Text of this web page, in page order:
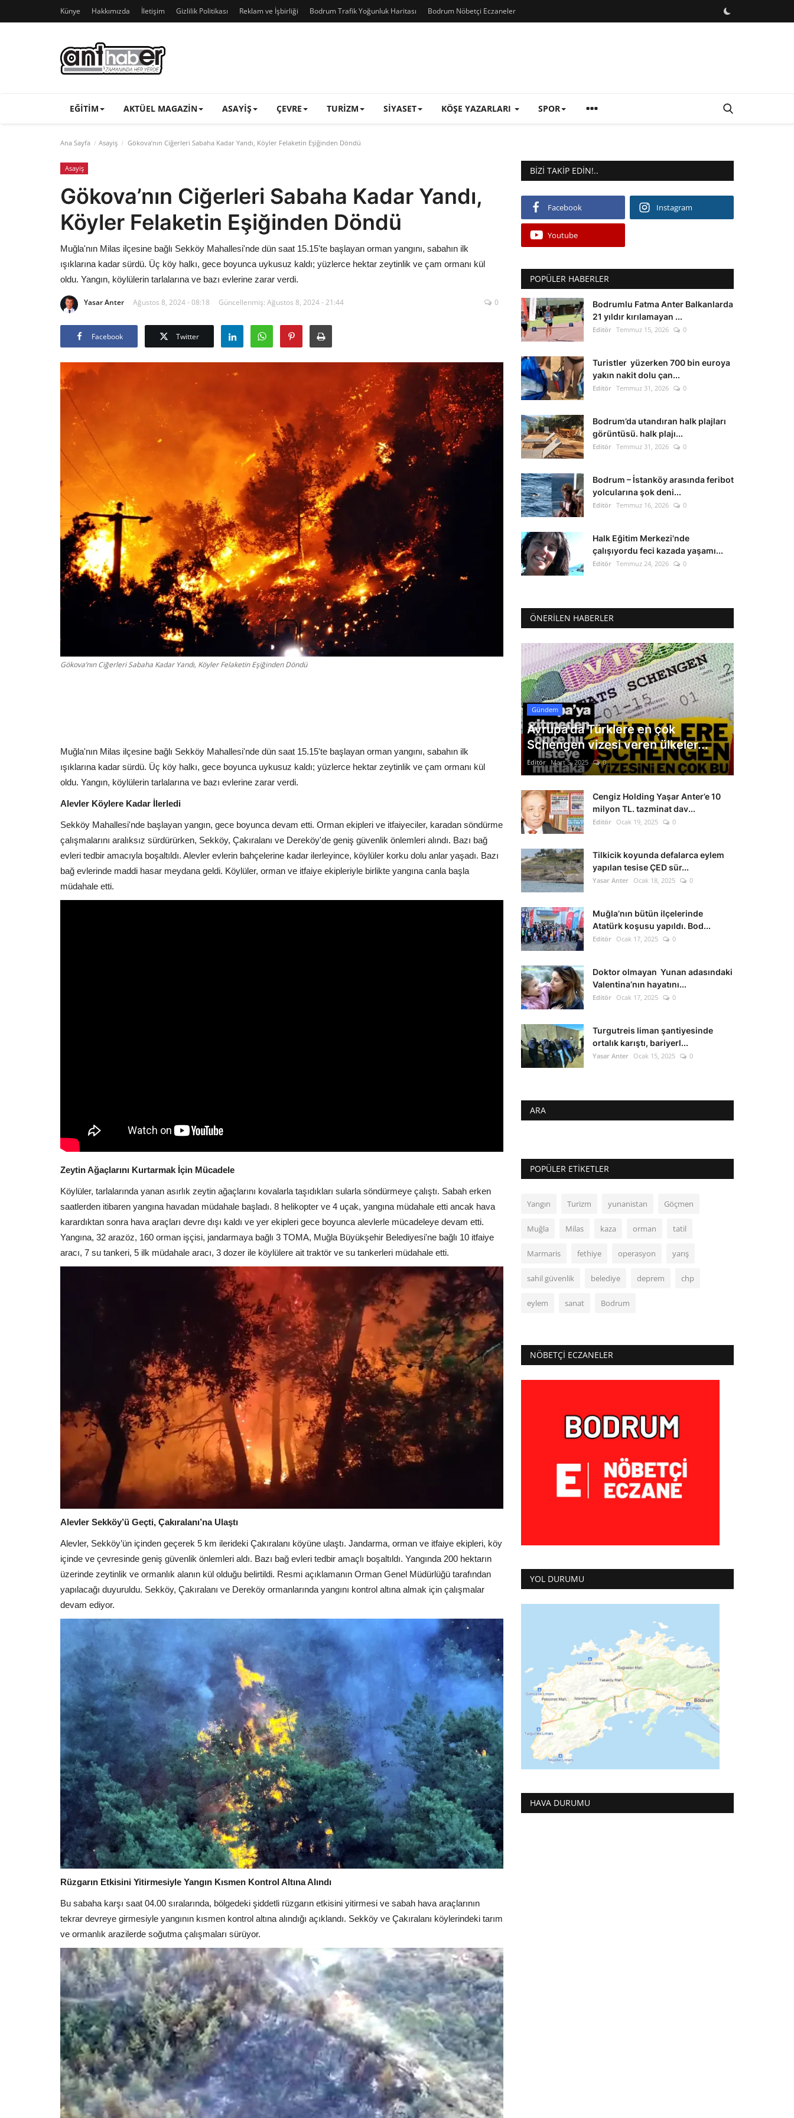
Künye Hakkımızda İletişim Gizlilik Politikası Reklam ve İşbirliği Bodrum Trafik Yoğunluk Haritası Bodrum Nöbetçi Eczaneler
EĞITIM AKTÜEL MAGAZIN ASAYIŞ ÇEVRE TURIZM SIYASET KÖŞE YAZARLARI SPOR
Ana Sayfa Asayiş Gökova’nın Ciğerleri Sabaha Kadar Yandı, Köyler Felaketin Eşiğinden Döndü
Asayiş
Gökova’nın Ciğerleri Sabaha Kadar Yandı,
Köyler Felaketin Eşiğinden Döndü
Muğla'nın Milas ilçesine bağlı Sekköy Mahallesi'nde dün saat 15.15'te başlayan orman yangını, sabahın ilk
ışıklarına kadar sürdü. Üç köy halkı, gece boyunca uykusuz kaldı; yüzlerce hektar zeytinlik ve çam ormanı kül
oldu. Yangın, köylülerin tarlalarına ve bazı evlerine zarar verdi.
Yasar Anter Ağustos 8, 2024 - 08:18 Güncellenmiş: Ağustos 8, 2024 - 21:44 0
Facebook Twitter
Gökova’nın Ciğerleri Sabaha Kadar Yandı, Köyler Felaketin Eşiğinden Döndü
Muğla'nın Milas ilçesine bağlı Sekköy Mahallesi'nde dün saat 15.15'te başlayan orman yangını, sabahın ilk
ışıklarına kadar sürdü. Üç köy halkı, gece boyunca uykusuz kaldı; yüzlerce hektar zeytinlik ve çam ormanı kül
oldu. Yangın, köylülerin tarlalarına ve bazı evlerine zarar verdi.
Alevler Köylere Kadar İlerledi
Sekköy Mahallesi'nde başlayan yangın, gece boyunca devam etti. Orman ekipleri ve itfaiyeciler, karadan söndürme
çalışmalarını aralıksız sürdürürken, Sekköy, Çakıralanı ve Dereköy'de geniş güvenlik önlemleri alındı. Bazı bağ
evleri tedbir amacıyla boşaltıldı. Alevler evlerin bahçelerine kadar ilerleyince, köylüler korku dolu anlar yaşadı. Bazı
bağ evlerinde maddi hasar meydana geldi. Köylüler, orman ve itfaiye ekipleriyle birlikte yangına canla başla
müdahale etti.
Zeytin Ağaçlarını Kurtarmak İçin Mücadele
Köylüler, tarlalarında yanan asırlık zeytin ağaçlarını kovalarla taşıdıkları sularla söndürmeye çalıştı. Sabah erken
saatlerden itibaren yangına havadan müdahale başladı. 8 helikopter ve 4 uçak, yangına müdahale etti ancak hava
karardıktan sonra hava araçları devre dışı kaldı ve yer ekipleri gece boyunca alevlerle mücadeleye devam etti.
Yangına, 32 arazöz, 160 orman işçisi, jandarmaya bağlı 3 TOMA, Muğla Büyükşehir Belediyesi'ne bağlı 10 itfaiye
aracı, 7 su tankeri, 5 ilk müdahale aracı, 3 dozer ile köylülere ait traktör ve su tankerleri müdahale etti.
Alevler Sekköy’ü Geçti, Çakıralanı’na Ulaştı
Alevler, Sekköy’ün içinden geçerek 5 km ilerideki Çakıralanı köyüne ulaştı. Jandarma, orman ve itfaiye ekipleri, köy
içinde ve çevresinde geniş güvenlik önlemleri aldı. Bazı bağ evleri tedbir amaçlı boşaltıldı. Yangında 200 hektarın
üzerinde zeytinlik ve ormanlık alanın kül olduğu belirtildi. Resmi açıklamanın Orman Genel Müdürlüğü tarafından
yapılacağı duyuruldu. Sekköy, Çakıralanı ve Dereköy ormanlarında yangını kontrol altına almak için çalışmalar
devam ediyor.
Rüzgarın Etkisini Yitirmesiyle Yangın Kısmen Kontrol Altına Alındı
Bu sabaha karşı saat 04.00 sıralarında, bölgedeki şiddetli rüzgarın etkisini yitirmesi ve sabah hava araçlarının
tekrar devreye girmesiyle yangının kısmen kontrol altına alındığı açıklandı. Sekköy ve Çakıralanı köylerindeki tarım
ve ormanlık arazilerde soğutma çalışmaları sürüyor.
BIZI TAKIP EDIN!..
Facebook Instagram
Youtube
POPÜLER HABERLER
Bodrumlu Fatma Anter Balkanlarda
21 yıldır kırılamayan ...
Editör Temmuz 15, 2026 0
Turistler yüzerken 700 bin euroya
yakın nakit dolu çan...
Editör Temmuz 31, 2026 0
Bodrum’da utandıran halk plajları
görüntüsü. halk plajı...
Editör Temmuz 31, 2026 0
Bodrum – İstanköy arasında feribot
yolcularına şok deni...
Editör Temmuz 16, 2026 0
Halk Eğitim Merkezi'nde
çalışıyordu feci kazada yaşamı...
Editör Temmuz 24, 2026 0
ÖNERILEN HABERLER
Gündem
Avrupa'da Türklere en çok
Schengen vizesi veren ülkeler...
Editör Mart 5, 2025 0
Cengiz Holding Yaşar Anter’e 10
milyon TL. tazminat dav...
Editör Ocak 19, 2025 0
Tilkicik koyunda defalarca eylem
yapılan tesise ÇED sür...
Yasar Anter Ocak 18, 2025 0
Muğla’nın bütün ilçelerinde
Atatürk koşusu yapıldı. Bod...
Editör Ocak 17, 2025 0
Doktor olmayan Yunan adasındaki
Valentina’nın hayatını...
Editör Ocak 17, 2025 0
Turgutreis liman şantiyesinde
ortalık karıştı, bariyerl...
Yasar Anter Ocak 15, 2025 0
ARA
POPÜLER ETIKETLER
Yangın Turizm yunanistan Göçmen
Muğla Milas kaza orman tatil
Marmaris fethiye operasyon yarış
sahil güvenlik belediye deprem chp
eylem sanat Bodrum
NÖBETÇI ECZANELER
YOL DURUMU
HAVA DURUMU